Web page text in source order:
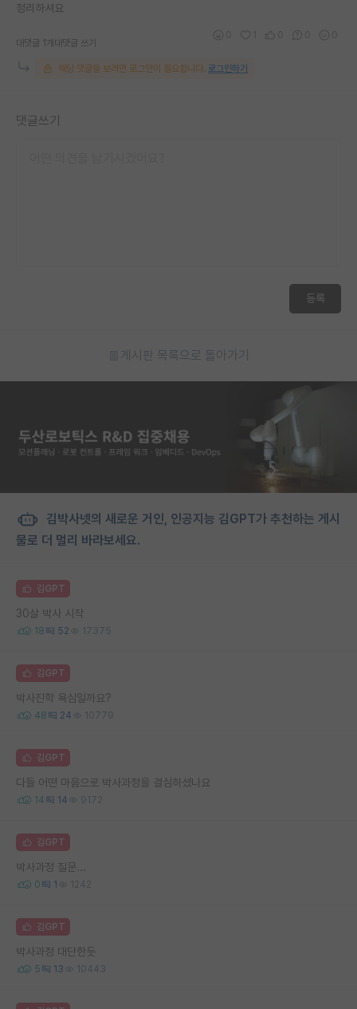
정리하셔요
대댓글 1개 대댓글 쓰기
해당 댓글을 보려면 로그인이 필요합니다. 로그인하기
댓글쓰기
등록
게시판 목록으로 돌아가기
김박사넷의 새로운 거인, 인공지능 김GPT가 추천하는 게시
물로 더 멀리 바라보세요.
김GPT
30살 박사 시작
18 52 17375
김GPT
박사진학 욕심일까요?
48 24 10779
김GPT
다들 어떤 마음으로 박사과정을 결심하셨나요
14 14 9172
김GPT
박사과정 질문...
0 1 1242
김GPT
박사과정 대단한듯
5 13 10443